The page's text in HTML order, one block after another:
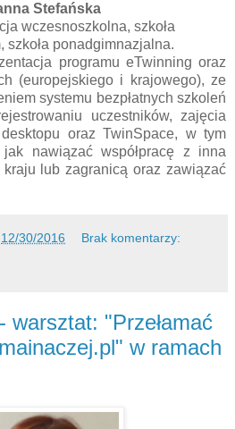
Stefańska
wczesnoszkolna, szkoła
szkoła ponadgimnazjalna.
programu eTwinning oraz
(europejskiego i krajowego), ze
systemu bezpłatnych szkoleń
uczestników, zajęcia
oraz TwinSpace, w tym
jak nawiązać współpracę z inna
lub zagranicą oraz zawiązać
12/30/2016 Brak komentarzy:
warsztat: "Przełamać
w ramach